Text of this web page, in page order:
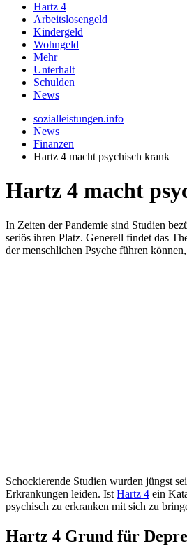
Hartz 4
Arbeitslosengeld
Kindergeld
Wohngeld
Mehr
Unterhalt
Schulden
News
sozialleistungen.info
News
Finanzen
Hartz 4 macht psychisch krank
Hartz 4 macht
In Zeiten der Pandemie sind Studien
seriös ihren Platz. Generell findet das
der menschlichen Psyche führen
Schockierende Studien wurden jüngst
Erkrankungen leiden. Ist Hartz 4 ein
psychisch zu erkranken mit sich zu
Hartz 4 Grund für